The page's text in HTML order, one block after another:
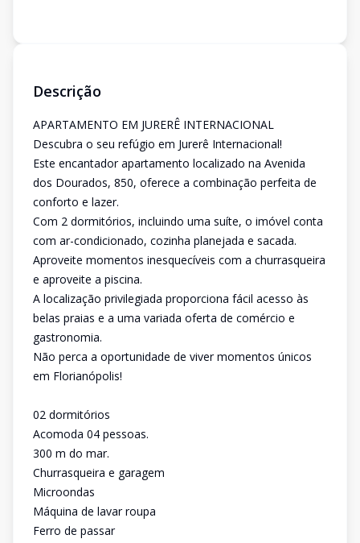
Descrição
APARTAMENTO EM JURERÊ INTERNACIONAL
Descubra o seu refúgio em Jurerê Internacional!
Este encantador apartamento localizado na Avenida
dos Dourados, 850, oferece a combinação perfeita de
conforto e lazer.
Com 2 dormitórios, incluindo uma suíte, o imóvel conta
com ar-condicionado, cozinha planejada e sacada.
Aproveite momentos inesquecíveis com a churrasqueira
e aproveite a piscina.
A localização privilegiada proporciona fácil acesso às
belas praias e a uma variada oferta de comércio e
gastronomia.
Não perca a oportunidade de viver momentos únicos
em Florianópolis!
02 dormitórios
Acomoda 04 pessoas.
300 m do mar.
Churrasqueira e garagem
Microondas
Máquina de lavar roupa
Ferro de passar